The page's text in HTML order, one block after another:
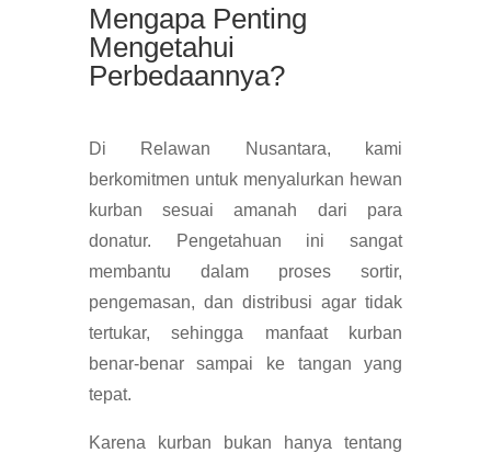
Mengapa Penting
Mengetahui
Perbedaannya?
Di Relawan Nusantara, kami
berkomitmen untuk menyalurkan hewan
kurban sesuai amanah dari para
donatur. Pengetahuan ini sangat
membantu dalam proses sortir,
pengemasan, dan distribusi agar tidak
tertukar, sehingga manfaat kurban
benar-benar sampai ke tangan yang
tepat.
Karena kurban bukan hanya tentang